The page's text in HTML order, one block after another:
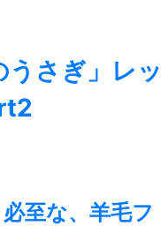
うさぎ」レッ
至な、羊毛フ